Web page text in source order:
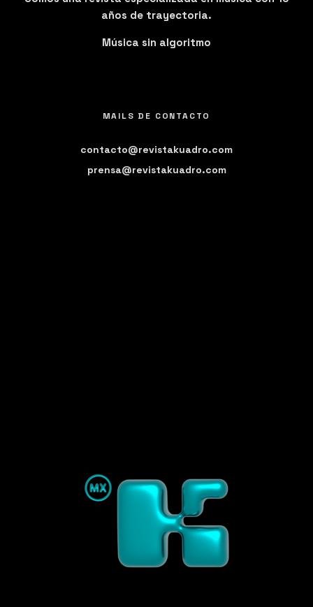
años de trayectoria.
Música sin algoritmo
MAILS DE CONTACTO
contacto@revistakuadro.com
prensa@revistakuadro.com